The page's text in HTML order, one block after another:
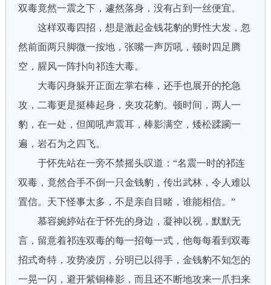
双毒竟然一震之下，遽然落身，没有占到一丝便宜。
这样双毒四招，想是激起金钱花豹的野性大发，忽
然前面两只脚微一按地，张嘴一声厉吼，顿时四足腾
空，腥风一阵扑向祁连大毒。
大毒闪身躲开正面左掌右棒，还手也展开的抡急
攻，二毒更是挺棒起身，夹攻花豹。顿时间，两人一
豹，在一处，但闻吼声震耳，棒影满空，矮松蹂躏一
遍，岩石为之四飞。
于怀先站在一旁不禁摇头叹道：“名震一时的祁连
双毒，竟然合手不倒一只金钱豹，传出武林，令人难以
置信。天下怪事太多，不是亲自目睹，谁能相信。”
慕容婉婷站在于怀先的身边，凝神以视，默默无
言，留意着祁连双毒的每一招每一式，他每每看到双毒
招式奇特，攻势凌厉，分明已以得手，金钱豹不知怎的
一晃一闪，避开紫铜棒影，而且还不断地攻来一爪扫来